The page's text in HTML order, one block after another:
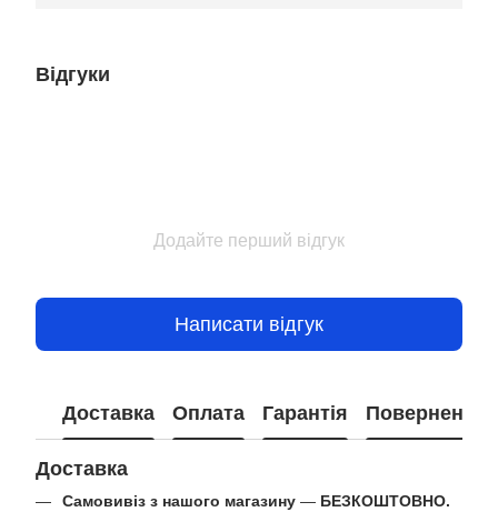
Відгуки
Додайте перший відгук
Написати відгук
Доставка Оплата Гарантія Повернення
Доставка
Самовивіз з нашого магазину — БЕЗКОШТОВНО.